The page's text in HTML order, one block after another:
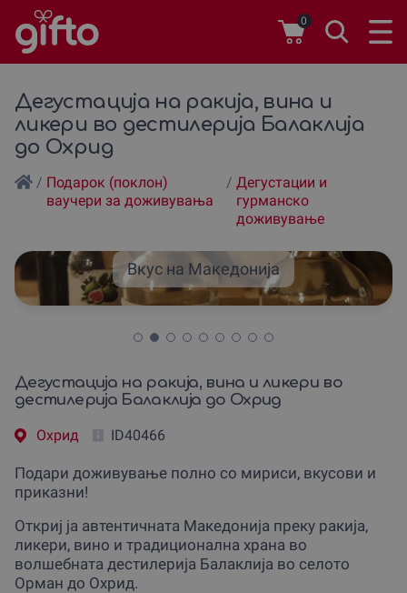
0
Дегустација на ракија, вина и
ликери во дестилерија Балаклија
до Охрид
/ Подарок (поклон)
ваучери за доживувања
/Дегустации и
гурманско
доживување
Вкус на Македонија
Дегустација на ракија, вина и ликери во
дестилерија Балаклија до Охрид
Охрид ID40466
Подари доживување полно со мириси, вкусови и
приказни!
Откриј ја автентичната Македонија преку ракија,
ликери, вино и традиционална храна во
волшебната дестилерија Балаклија во селото
Орман до Охрид.